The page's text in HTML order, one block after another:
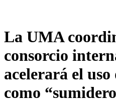
La UMA
consorcio
acelerará el uso
como